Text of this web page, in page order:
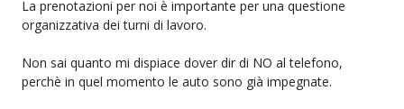
La prenotazioni per noi è importante per una questione
organizzativa dei turni di lavoro.
Non sai quanto mi dispiace dover dir di NO al telefono,
perchè in quel momento le auto sono già impegnate.